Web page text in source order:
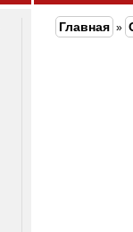
Главная »